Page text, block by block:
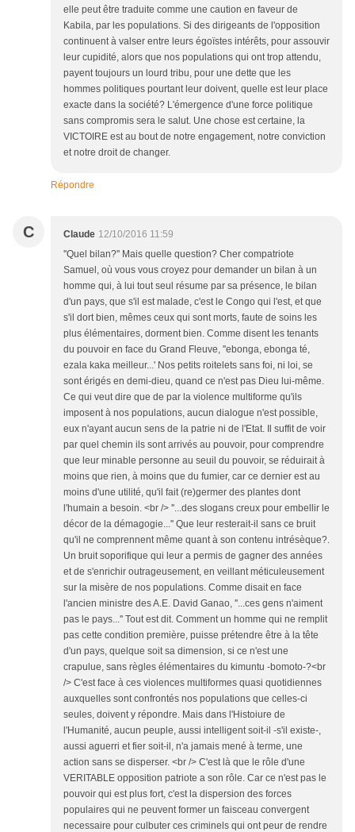
elle peut être traduite comme une caution en faveur de
Kabila, par les populations. Si des dirigeants de l'opposition
continuent à valser entre leurs égoïstes intérêts, pour assouvir
leur cupidité, alors que nos populations qui ont trop attendu,
payent toujours un lourd tribu, pour une dette que les
hommes politiques pourtant leur doivent, quelle est leur place
exacte dans la société? L'émergence d'une force politique
sans compromis sera le salut. Une chose est certaine, la
VICTOIRE est au bout de notre engagement, notre conviction
et notre droit de changer.
Répondre
C Claude 12/10/2016 11:59
''Quel bilan?'' Mais quelle question? Cher compatriote
Samuel, où vous vous croyez pour demander un bilan à un
homme qui, à lui tout seul résume par sa présence, le bilan
d'un pays, que s'il est malade, c'est le Congo qui l'est, et que
s'il dort bien, mêmes ceux qui sont morts, faute de soins les
plus élémentaires, dorment bien. Comme disent les tenants
du pouvoir en face du Grand Fleuve, ''ebonga, ebonga té,
ezala kaka meilleur...' Nos petits roitelets sans foi, ni loi, se
sont érigés en demi-dieu, quand ce n'est pas Dieu lui-même.
Ce qui veut dire que de par la violence multiforme qu'ils
imposent à nos populations, aucun dialogue n'est possible,
eux n'ayant aucun sens de la patrie ni de l'Etat. Il suffit de voir
par quel chemin ils sont arrivés au pouvoir, pour comprendre
que leur minable personne au seuil du pouvoir, se réduirait à
moins que rien, à moins que du fumier, car ce dernier est au
moins d'une utilité, qu'il fait (re)germer des plantes dont
l'humain a besoin. <br /> ''...des slogans creux pour embellir le
décor de la démagogie...'' Que leur resterait-il sans ce bruit
qu'il ne comprennent même quant à son contenu intrésèque?.
Un bruit soporifique qui leur a permis de gagner des années
et de s'enrichir outrageusement, en veillant méticuleusement
sur la misère de nos populations. Comme disait en face
l'ancien ministre des A.E. David Ganao, ''...ces gens n'aiment
pas le pays...'' Tout est dit. Comment un homme qui ne remplit
pas cette condition première, puisse prétendre être à la tête
d'un pays, quelque soit sa dimension, si ce n'est une
crapulue, sans règles élémentaires du kimuntu -bomoto-?<br
/> C'est face à ces violences multiformes quasi quotidiennes
auxquelles sont confrontés nos populations que celles-ci
seules, doivent y répondre. Mais dans l'Histoiure de
l'Humanité, aucun peuple, aussi intelligent soit-il -s'il existe-,
aussi aguerri et fier soit-il, n'a jamais mené à terme, une
action sans se disperser. <br /> C'est là que le rôle d'une
VERITABLE opposition patriote a son rôle. Car ce n'est pas le
pouvoir qui est plus fort, c'est la dispersion des forces
populaires qui ne peuvent former un faisceau convergent
necessaire pour culbuter ces criminels qui ont peur de rendre